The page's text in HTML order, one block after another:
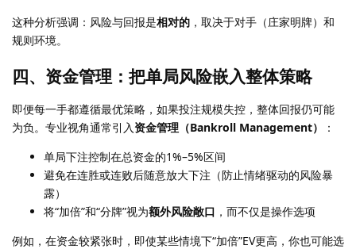
这种分析强调：风险与回报是相对的 ，取决于对手（庄家明牌）和
规则环境。
四、资金管理：把单局风险嵌入整体策略
即便每一手都遵循最优策略，如果投注规模失控，整体回报仍可能
为负。专业视角通常引入资金管理（Bankroll Management）
：
单局下注控制在总资金的1%–5%区间
避免在连胜或连败后随意放大下注（防止情绪驱动的风险暴
露）
将“加倍”和“分牌”视为额外风险敞口 ，而不仅是操作选项
例如，在资金较紧张时，即使某些情境下“加倍”EV更高，你也可能选